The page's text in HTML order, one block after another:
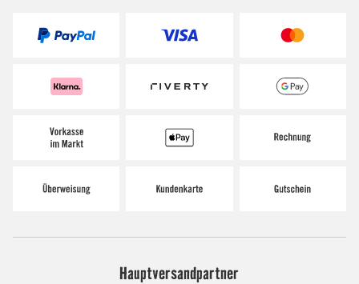
Hauptversandpartner